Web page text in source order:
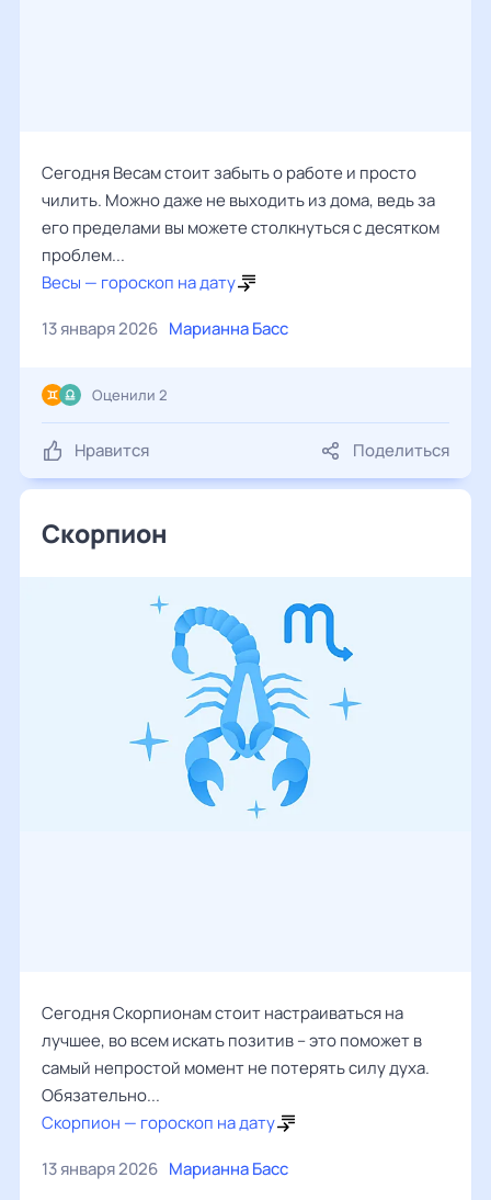
Сегодня Весам стоит забыть о работе и просто
чилить. Можно даже не выходить из дома, ведь за
его пределами вы можете столкнуться с десятком
проблем...
Весы — гороскоп на дату
13 января 2026 Марианна Басс
Нравится Поделиться
Оценили 2
Скорпион
Сегодня Скорпионам стоит настраиваться на
лучшее, во всем искать позитив – это поможет в
самый непростой момент не потерять силу духа.
Обязательно...
Скорпион — гороскоп на дату
13 января 2026 Марианна Басс